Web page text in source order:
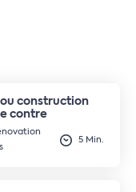
construction
contre
5 Min.